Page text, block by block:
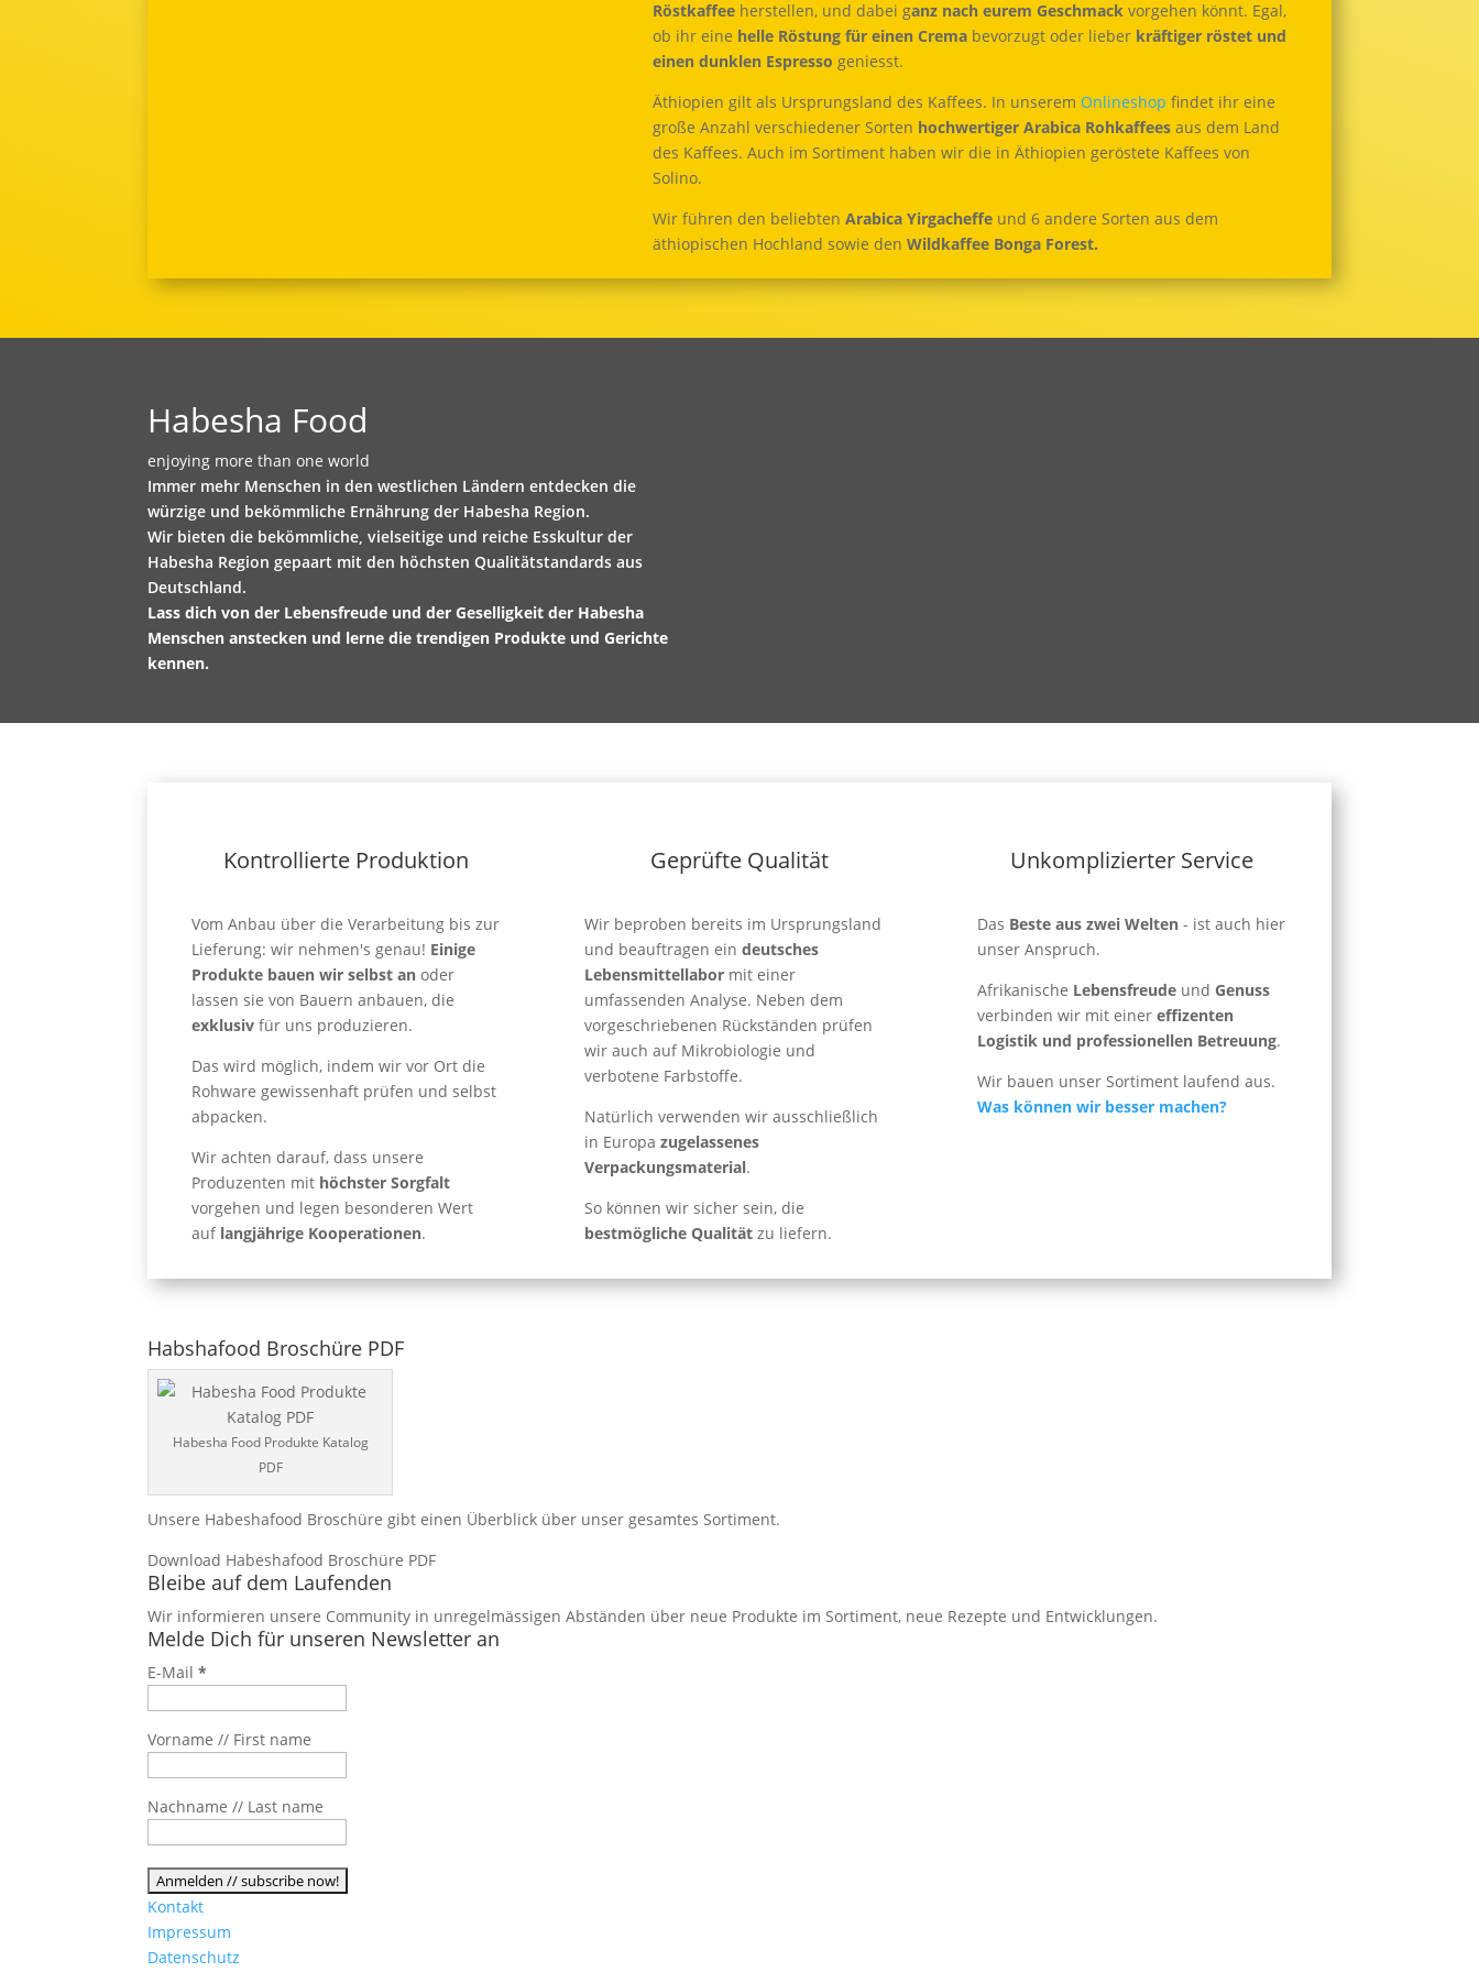
Röstkaffeeherstellen, und dabei ganz nach eurem Geschmackvorgehen könnt. Egal,
ob ihr eine helle Röstung für einen Cremabevorzugt oder lieber kräftiger röstet und
einen dunklen Espresso geniesst.
Äthiopien gilt als Ursprungsland des Kaffees. In unserem Onlineshop findet ihr eine
große Anzahl verschiedener Sorten hochwertiger Arabica Rohkaffeesaus dem Land
des Kaffees. Auch im Sortiment haben wir die in Äthiopien geröstete Kaffees von
Solino.
Wir führen den beliebten Arabica Yirgacheffeund 6 andere Sorten aus dem
äthiopischen Hochland sowie den Wildkaffee Bonga Forest.
Habesha Food
enjoying more than one world
Immer mehr Menschen in den westlichen Ländern entdecken die
würzige und bekömmliche Ernährung der Habesha Region.
Wir bieten die bekömmliche, vielseitige und reiche Esskultur der
Habesha Region gepaart mit den höchsten Qualitätstandards aus
Deutschland.
Lass dich von der Lebensfreude und der Geselligkeit der Habesha
Menschen anstecken und lerne die trendigen Produkte und Gerichte
kennen.
Kontrollierte Produktion
Vom Anbau über die Verarbeitung bis zur
Lieferung: wir nehmen's genau! Einige
Produkte bauen wir selbst an oder
lassen sie von Bauern anbauen, die
exklusiv für uns produzieren.
Das wird möglich, indem wir vor Ort die
Rohware gewissenhaft prüfen und selbst
abpacken.
Wir achten darauf, dass unsere
Produzenten mit höchster Sorgfalt
vorgehen und legen besonderen Wert
auf langjährige Kooperationen.
Geprüfte Qualität
Wir beproben bereits im Ursprungsland
und beauftragen eindeutsches
Lebensmittellabor mit einer
umfassenden Analyse. Neben dem
vorgeschriebenen Rückständen prüfen
wir auch auf Mikrobiologie und
verbotene Farbstoffe.
Natürlich verwenden wir ausschließlich
in Europazugelassenes
Verpackungsmaterial.
So können wir sicher sein, die
bestmögliche Qualität zu liefern.
Unkomplizierter Service
Das Beste aus zwei Welten - ist auch hier
unser Anspruch.
Afrikanische Lebensfreude undGenuss
verbinden wir mit einereffizenten
Logistik und professionellen Betreuung.
Wir bauen unser Sortiment laufend aus.
Was können wir besser machen?
Habshafood Broschüre PDF
Habesha Food Produkte Katalog
PDF
Unsere Habeshafood Broschüre gibt einen Überblick über unser gesamtes Sortiment.
Download Habeshafood Broschüre PDF
Bleibe auf dem Laufenden
Wir informieren unsere Community in unregelmässigen Abständen über neue Produkte im Sortiment, neue Rezepte und Entwicklungen.
Melde Dich für unseren Newsletter an
E-Mail*
Vorname // First name
Nachname // Last name
Kontakt
Impressum
Datenschutz